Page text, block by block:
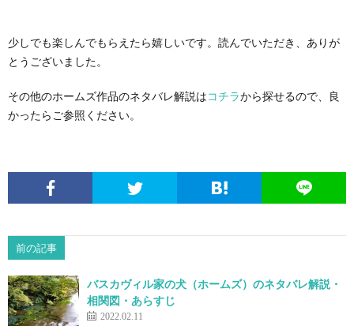
少しでも楽しんでもらえたら嬉しいです。読んでいただき、ありが
とうございました。
その他のホームズ作品のネタバレ解説はコチラから探せるので、良
かったらご参照ください。
前の記事
バスカヴィル家の犬（ホームズ）のネタバレ解説・
相関図・あらすじ
2022.02.11